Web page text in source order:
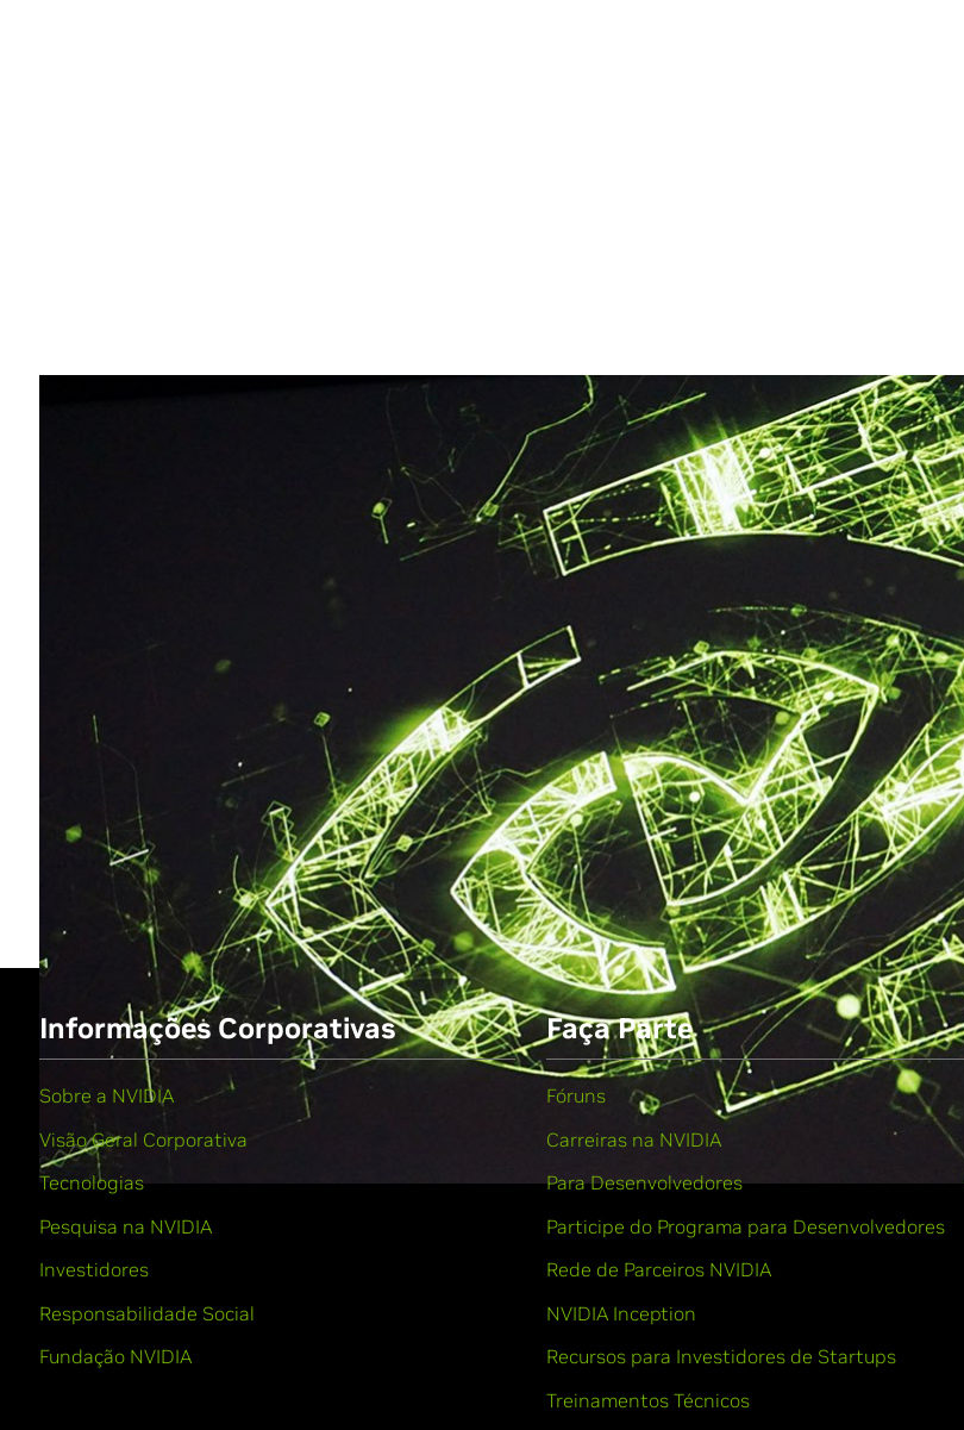
Informações Corporativas
Sobre a NVIDIA
Visão Geral Corporativa
Tecnologias
Pesquisa na NVIDIA
Investidores
Responsabilidade Social
Fundação NVIDIA
Faça Parte
Fóruns
Carreiras na NVIDIA
Para Desenvolvedores
Participe do Programa para Desenvolvedores
Rede de Parceiros NVIDIA
NVIDIA Inception
Recursos para Investidores de Startups
Treinamentos Técnicos